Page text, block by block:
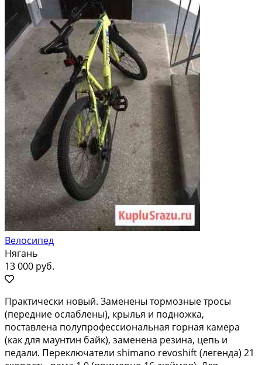
Велосипед
Нягань
13 000 руб.
Практически новый. Заменены тормозные тросы
(передние ослаблены), крылья и подножка,
поставлена полупрофессиональная горная камера
(как для маунтин байк), заменена резина, цепь и
педали. Переключатели shimano revoshift (легенда) 21